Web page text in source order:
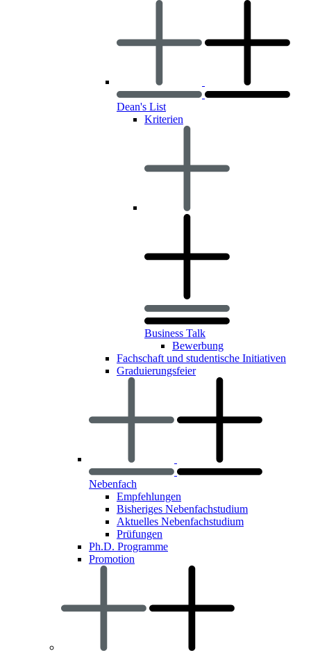
Dean's List
Kriterien
Business Talk
Bewerbung
Fachschaft und studentische Initiativen
Graduierungsfeier
Nebenfach
Empfehlungen
Bisheriges Nebenfachstudium
Aktuelles Nebenfachstudium
Prüfungen
Ph.D. Programme
Promotion